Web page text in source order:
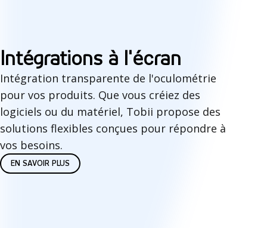
n
t
é
g
r
Intégrations à l'écran
Intégration transparente de l'oculométrie
pour vos produits. Que vous créiez des
logiciels ou du matériel, Tobii propose des
solutions flexibles conçues pour répondre à
vos besoins.
EN SAVOIR PLUS